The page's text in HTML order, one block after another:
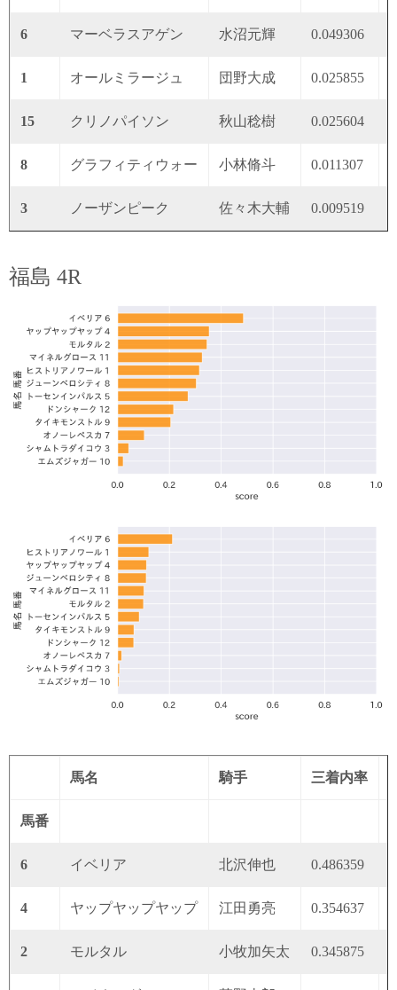
6 マーベラスアゲン 水沼元輝 0.049306
1 オールミラージュ 団野大成 0.025855
15 クリノパイソン 秋山稔樹 0.025604
8 グラフィティウォー 小林脩斗 0.011307
3 ノーザンピーク 佐々木大輔 0.009519
福島 4R
馬名 騎手 三着内率
馬番
6 イベリア 北沢伸也 0.486359
4 ヤップヤップヤップ 江田勇亮 0.354637
2 モルタル 小牧加矢太 0.345875